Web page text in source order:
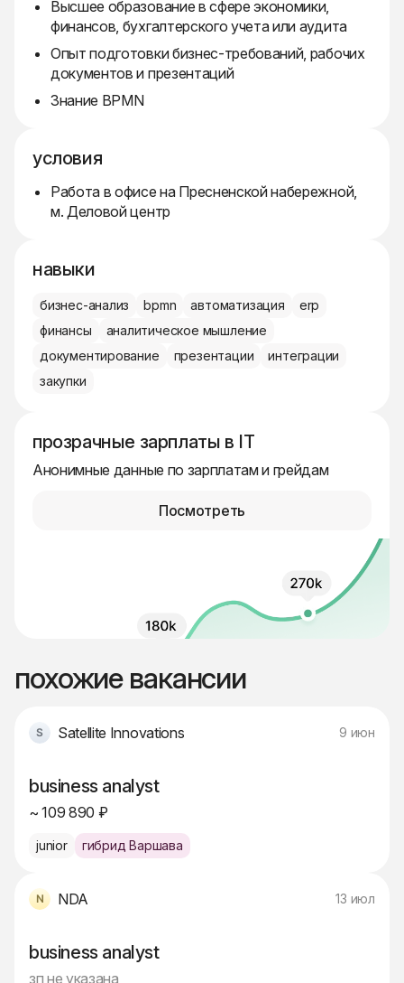
Высшее образование в сфере экономики,
финансов, бухгалтерского учета или аудита
Опыт подготовки бизнес-требований, рабочих
документов и презентаций
Знание BPMN
условия
Работа в офисе на Пресненской набережной,
м. Деловой центр
навыки
бизнес-анализ bpmn автоматизация
erp
финансы
аналитическое мышление
документирование
презентации
интеграции
закупки
прозрачные зарплаты в IT
Анонимные данные по зарплатам и грейдам
Посмотреть
похожие вакансии
Satellite Innovations 9 июн
business analyst
~ 109 890 ₽
junior гибрид Варшава
NDA 13 июл
business analyst
зп не указана